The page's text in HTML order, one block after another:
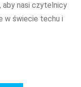
aby nasi czytelnicy
w świecie techu i